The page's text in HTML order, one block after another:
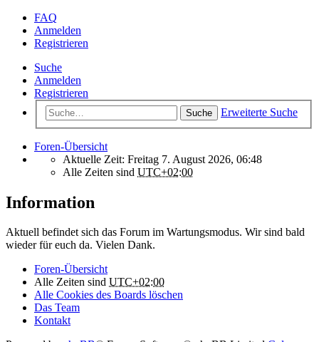
FAQ
Anmelden
Registrieren
Suche
Anmelden
Registrieren
Suche Erweiterte Suche
Foren-Übersicht
Aktuelle Zeit: Freitag 7. August 2026, 06:48
Alle Zeiten sind UTC+02:00
Information
Aktuell befindet sich das Forum im Wartungsmodus. Wir sind bald
wieder für euch da. Vielen Dank.
Foren-Übersicht
Alle Zeiten sind UTC+02:00
Alle Cookies des Boards löschen
Das Team
Kontakt